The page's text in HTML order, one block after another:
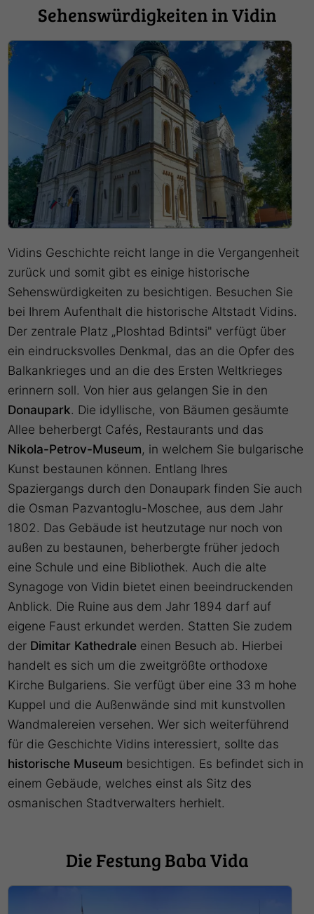
Sehenswürdigkeiten in Vidin
Vidins Geschichte reicht lange in die Vergangenheit
zurück und somit gibt es einige historische
Sehenswürdigkeiten zu besichtigen. Besuchen Sie
bei Ihrem Aufenthalt die historische Altstadt Vidins.
Der zentrale Platz „Ploshtad Bdintsi" verfügt über
ein eindrucksvolles Denkmal, das an die Opfer des
Balkankrieges und an die des Ersten Weltkrieges
erinnern soll. Von hier aus gelangen Sie in den
Donaupark. Die idyllische, von Bäumen gesäumte
Allee beherbergt Cafés, Restaurants und das
Nikola-Petrov-Museum, in welchem Sie bulgarische
Kunst bestaunen können. Entlang Ihres
Spaziergangs durch den Donaupark finden Sie auch
die Osman Pazvantoglu-Moschee, aus dem Jahr
1802. Das Gebäude ist heutzutage nur noch von
außen zu bestaunen, beherbergte früher jedoch
eine Schule und eine Bibliothek. Auch die alte
Synagoge von Vidin bietet einen beeindruckenden
Anblick. Die Ruine aus dem Jahr 1894 darf auf
eigene Faust erkundet werden. Statten Sie zudem
der Dimitar Kathedrale einen Besuch ab. Hierbei
handelt es sich um die zweitgrößte orthodoxe
Kirche Bulgariens. Sie verfügt über eine 33 m hohe
Kuppel und die Außenwände sind mit kunstvollen
Wandmalereien versehen. Wer sich weiterführend
für die Geschichte Vidins interessiert, sollte das
historische Museum besichtigen. Es befindet sich in
einem Gebäude, welches einst als Sitz des
osmanischen Stadtverwalters herhielt.
Die Festung Baba Vida